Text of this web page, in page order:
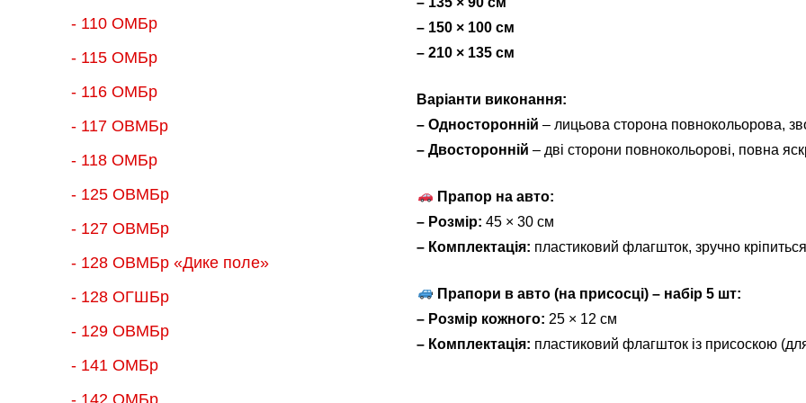
– 150 × 100 см
– 210 × 135 см
Варіанти виконання:
– Односторонній – лицьова сторона повнокольорова,
– Двосторонній – дві сторони повнокольорові, повна
Прапор на авто:
– Розмір: 45 × 30 см
– Комплектація: пластиковий флагшток, зручно
Прапори в авто (на присосці) – набір 5 шт:
– Розмір кожного: 25 × 12 см
– Комплектація: пластиковий флагшток із присоскою
- 110 ОМБр
- 115 ОМБр
- 116 ОМБр
- 117 ОВМБр
- 118 ОМБр
- 125 ОВМБр
- 127 ОВМБр
- 128 ОВМБр «Дике поле»
- 128 ОГШБр
- 129 ОВМБр
- 141 ОМБр
- 142 ОМБр